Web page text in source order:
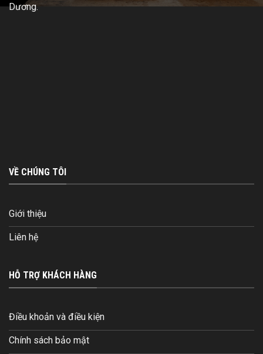
Dương.
VỀ CHÚNG TÔI
Giới thiệu
Liên hệ
HỖ TRỢ KHÁCH HÀNG
Điều khoản và điều kiện
Chính sách bảo mật